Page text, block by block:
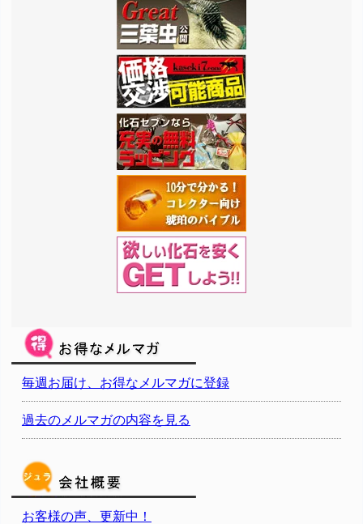
毎週お届け、お得なメルマガに登録
過去のメルマガの内容を見る
お客様の声、更新中！